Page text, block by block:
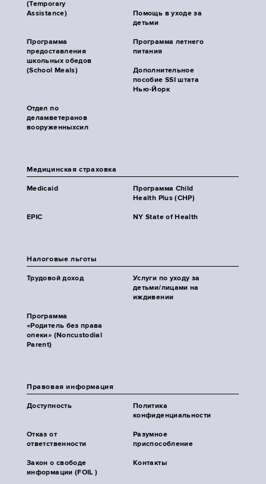
(Temporary
Assistance)
Помощь в уходе за
детьми
Программа
предоставления
школьных обедов
(School Meals)
Программа летнего
питания
Дополнительное
пособие SSI штата
Нью-Йорк
Отдел по
деламветеранов
вооруженныхсил
Медицинская страховка
Medicaid
Программа Child
Health Plus (CHP)
EPIC NY State of Health
Налоговые льготы
Трудовой доход
Услуги по уходу за
детьми/лицами на
иждивении
Программа
«Родитель без права
опеки» (Noncustodial
Parent)
Правовая информация
Доступность
Политика
конфиденциальности
Отказ от
ответственности
Разумное
приспособление
Закон о свободе
информации (FOIL )
Контакты